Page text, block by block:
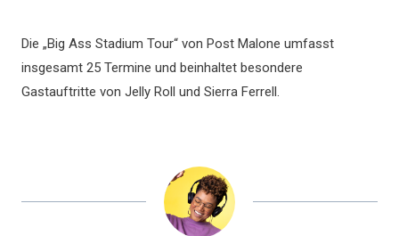
Die „Big Ass Stadium Tour“ von Post Malone umfasst
insgesamt 25 Termine und beinhaltet besondere
Gastauftritte von Jelly Roll und Sierra Ferrell.